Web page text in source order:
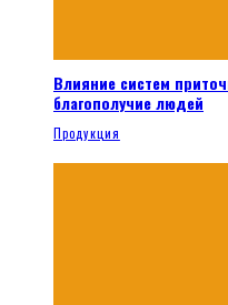
Влияние систем
благополучие людей
Продукция